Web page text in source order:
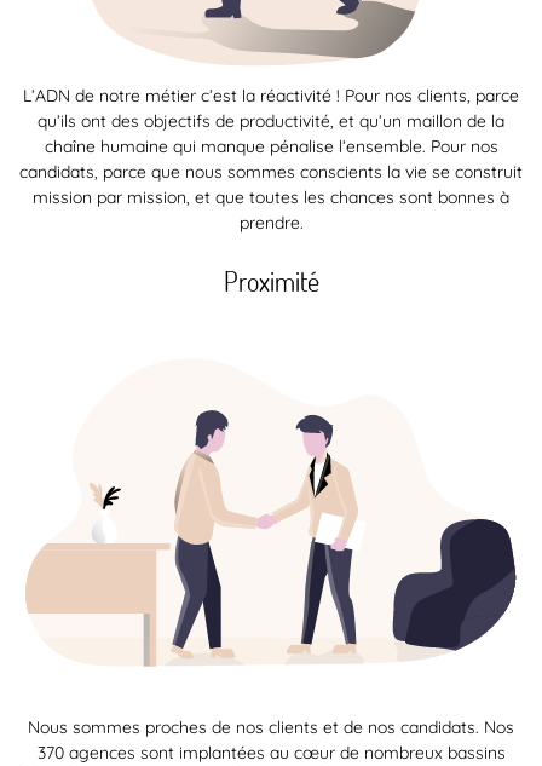
L’ADN de notre métier c’est la réactivité ! Pour nos clients, parce
qu’ils ont des objectifs de productivité, et qu’un maillon de la
chaîne humaine qui manque pénalise l’ensemble. Pour nos
candidats, parce que nous sommes conscients la vie se construit
mission par mission, et que toutes les chances sont bonnes à
prendre.
Proximité
Nous sommes proches de nos clients et de nos candidats. Nos
370 agences sont implantées au cœur de nombreux bassins